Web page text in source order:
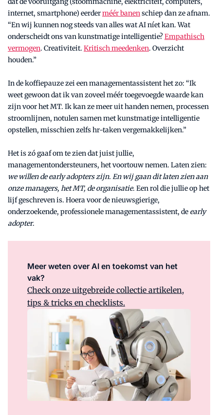
internet, smartphone) eerderméér banenschiep dan ze afnam.
“En wij kunnen nog steeds van alles wat AI níet kan. Wat
onderscheidt ons van kunstmatige intelligentie?Empathisch
vermogen. Creativiteit. Kritisch meedenken. Overzicht
houden.”
In de koffiepauze zei een managementassistent het zo: “Ik
weet gewoon dat ik van zoveel méér toegevoegde waarde kan
zijn voor het MT. Ik kan ze meer uit handen nemen, processen
stroomlijnen, notulen samen met kunstmatige intelligentie
opstellen, misschien zelfs hr-taken vergemakkelijken.”
Het is zó gaaf om te zien dat juist jullie,
managementondersteuners, het voortouw nemen. Laten zien:
we willen de early adopters zijn. En wij gaan dit laten zien aan
onze managers, het MT, de organisatie. Een rol die jullie op het
lijf geschreven is. Hoera voor de nieuwsgierige,
onderzoekende, professionele managementassistent, de early
adopter.
Meer weten over AI en toekomst van het
vak?
Check onze uitgebreide collectie artikelen,
tips & tricks en checklists.